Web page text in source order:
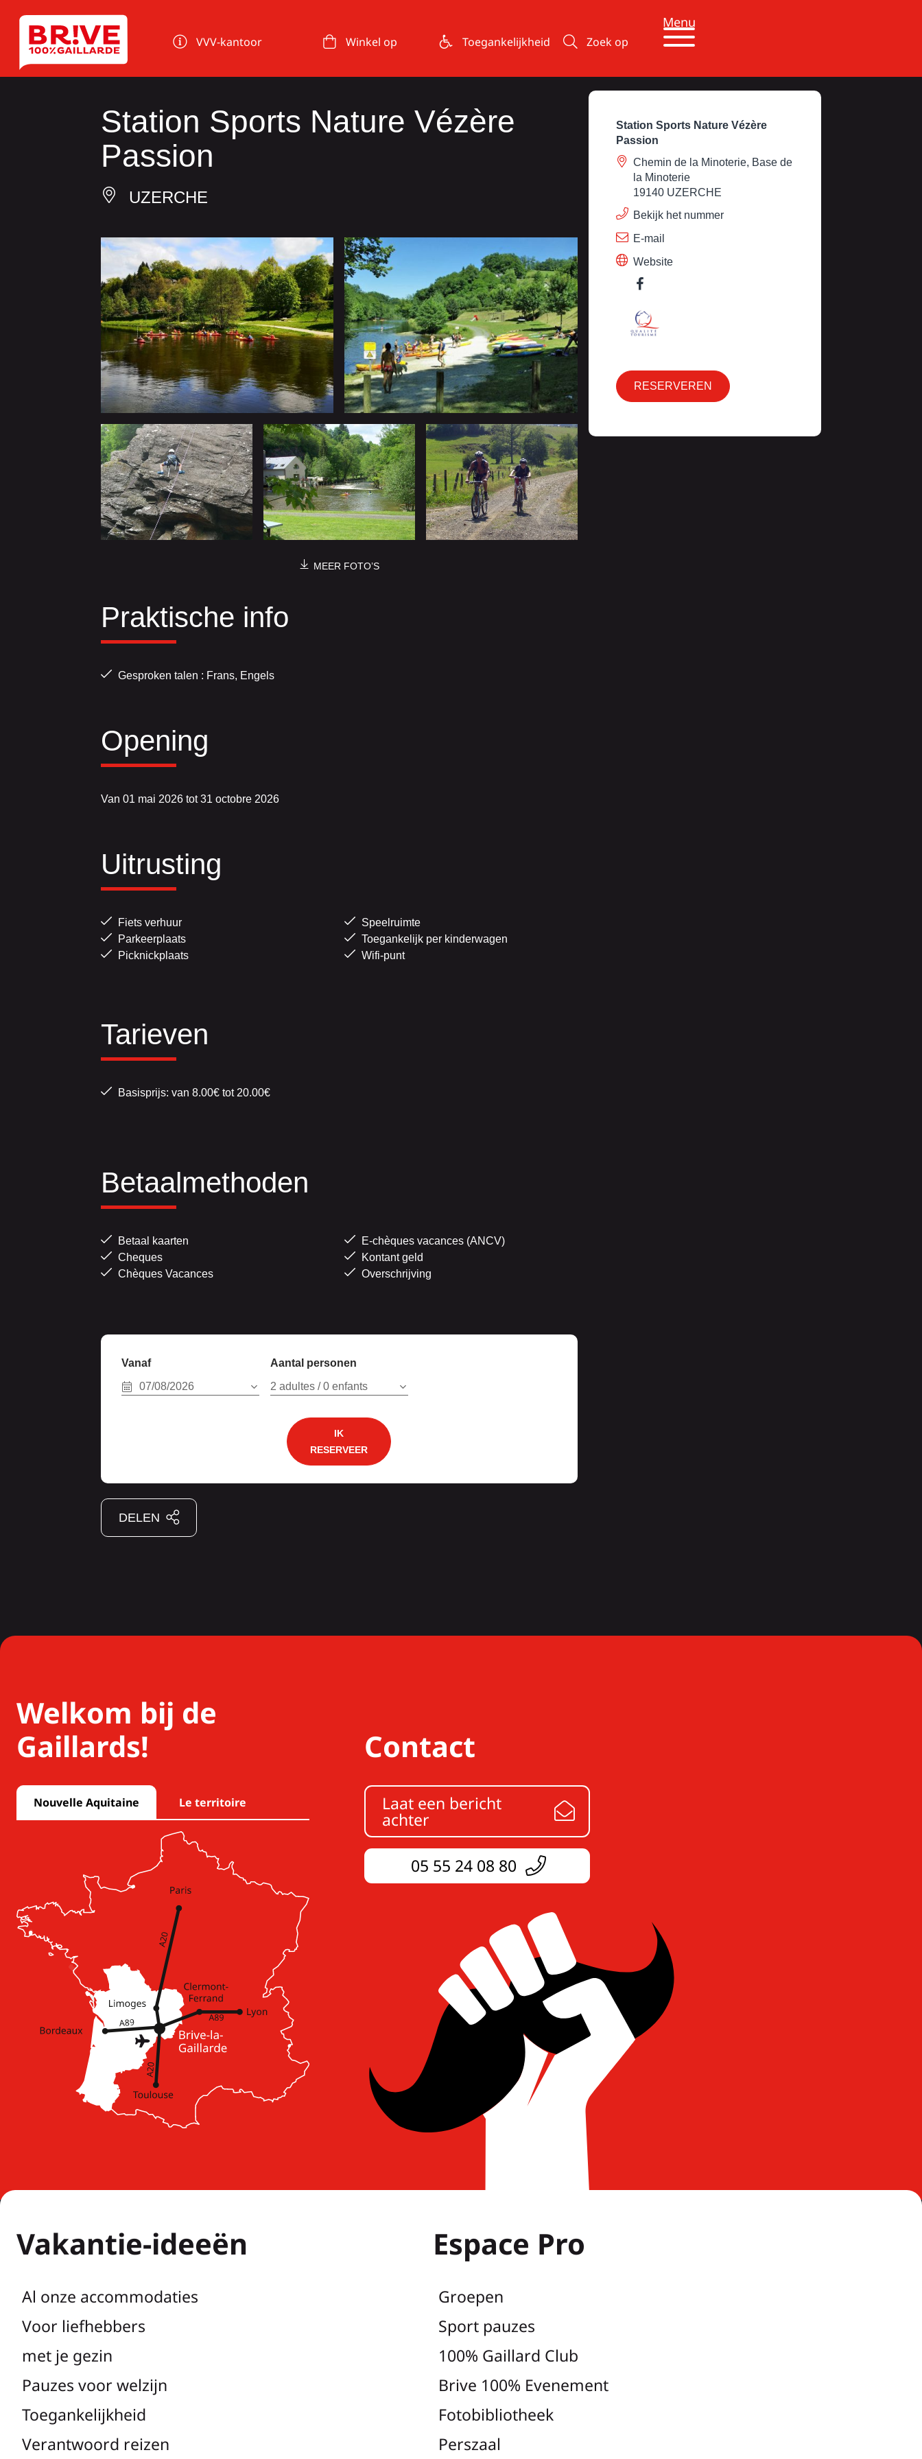
VVV-kantoor Winkel op Toegankelijkheid Zoek op
Menu
Station Sports Nature Vézère
Passion
UZERCHE
MEER FOTO’S
Praktische info
Gesproken talen : Frans, Engels
Opening
Van 01 mai 2026 tot 31 octobre 2026
Uitrusting
Fiets verhuur
Parkeerplaats
Picknickplaats
Speelruimte
Toegankelijk per kinderwagen
Wifi-punt
Tarieven
Basisprijs: van 8.00€ tot 20.00€
Betaalmethoden
Betaal kaarten
Cheques
Chèques Vacances
E-chèques vacances (ANCV)
Kontant geld
Overschrijving
Vanaf
07/08/2026
Aantal personen
2 adultes / 0 enfants
IK
RESERVEER
DELEN
Station Sports Nature Vézère
Passion
Chemin de la Minoterie, Base de
la Minoterie
19140 UZERCHE
Bekijk het nummer
E-mail
Website
RESERVEREN
Welkom bij de
Gaillards!
Nouvelle Aquitaine Le territoire
Contact
Laat een bericht
achter
05 55 24 08 80
Vakantie-ideeën
Al onze accommodaties
Voor liefhebbers
met je gezin
Pauzes voor welzijn
Toegankelijkheid
Verantwoord reizen
Espace Pro
Groepen
Sport pauzes
100% Gaillard Club
Brive 100% Evenement
Fotobibliotheek
Perszaal